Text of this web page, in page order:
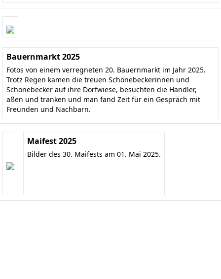
Bauernmarkt 2025
Fotos von einem verregneten 20. Bauernmarkt im Jahr 2025.
Trotz Regen kamen die treuen Schönebeckerinnen und
Schönebecker auf ihre Dorfwiese, besuchten die Händler,
aßen und tranken und man fand Zeit für ein Gespräch mit
Freunden und Nachbarn.
Maifest 2025
Bilder des 30. Maifests am 01. Mai 2025.